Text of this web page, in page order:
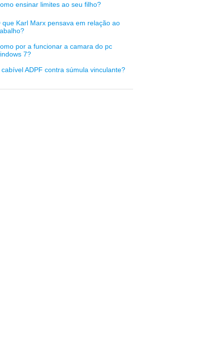
ensinar limites ao seu filho?
que Karl Marx pensava em relação ao
por a funcionar a camara do pc
7?
cabível ADPF contra súmula vinculante?